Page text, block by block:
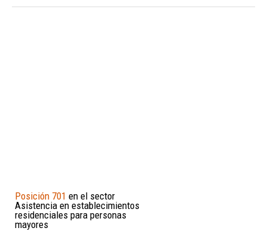
Posición 701 en el sector
Asistencia en establecimientos
residenciales para personas
mayores